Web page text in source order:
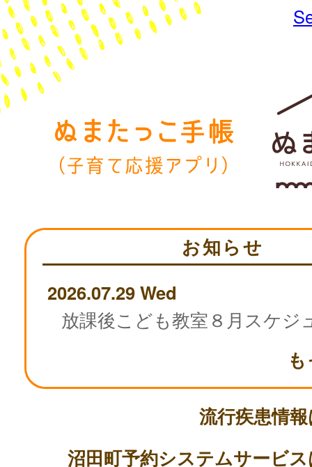
お知らせ
2026.07.29 Wed
放課後こども教室８月スケジ
流行疾患情
沼田町予約システムサービ